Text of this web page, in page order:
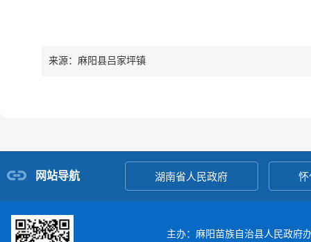
来源：麻阳县吕家坪镇
网站导航 湖南省人民政府
主办：麻阳苗族自治县人民政